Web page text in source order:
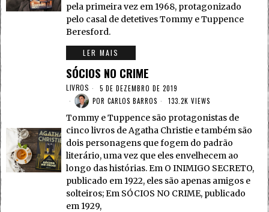
pela primeira vez em 1968, protagonizado
pelo casal de detetives Tommy e Tuppence
Beresford.
LER MAIS
SÓCIOS NO CRIME
LIVROS
5 DE DEZEMBRO DE 2019
POR CARLOS BARROS 133.2K VIEWS
Tommy e Tuppence são protagonistas de
cinco livros de Agatha Christie e também são
dois personagens que fogem do padrão
literário, uma vez que eles envelhecem ao
longo das histórias. Em O INIMIGO SECRETO,
publicado em 1922, eles são apenas amigos e
solteiros; Em SÓCIOS NO CRIME, publicado
em 1929,